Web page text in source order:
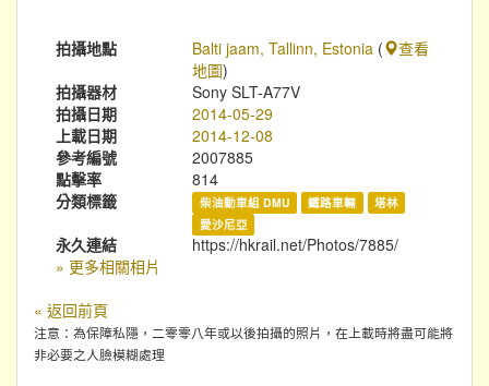
拍攝地點 Balti jaam, Tallinn, Estonia (
查看
地圖)
拍攝器材
Sony SLT-A77V
拍攝日期
2014-05-29
上載日期
2014-12-08
參考編號
2007885
點擊率
814
分類標籤
柴油動車組 DMU 鐵路車輛
塔林
愛沙尼亞
永久連結
https://hkrail.net/Photos/7885/
» 更多相關相片
« 返回前頁
注意：為保障私隱，二零零八年或以後拍攝的照片，在上載時將盡可能將
非必要之人臉模糊處理